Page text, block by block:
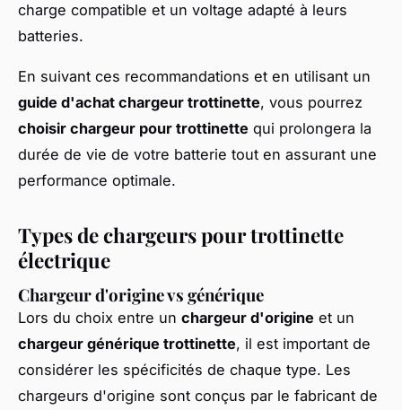
charge compatible et un voltage adapté à leurs
batteries.
En suivant ces recommandations et en utilisant un
guide d'achat chargeur trottinette, vous pourrez
choisir chargeur pour trottinette qui prolongera la
durée de vie de votre batterie tout en assurant une
performance optimale.
Types de chargeurs pour trottinette
électrique
Chargeur d'origine vs générique
Lors du choix entre un chargeur d'origine et un
chargeur générique trottinette, il est important de
considérer les spécificités de chaque type. Les
chargeurs d'origine sont conçus par le fabricant de